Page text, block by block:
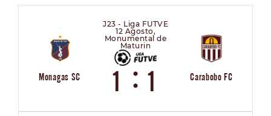
Monagas SC
J23 - Liga FUTVE
12 Agosto,
Monumental de
Maturin
1 : 1 Carabobo FC